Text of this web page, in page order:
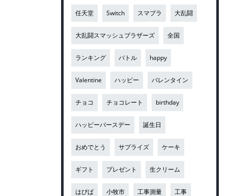
任天堂 Switch スマブラ 大乱闘
大乱闘スマッシュブラザーズ 全国
ランキング バトル happy
Valentine ハッピー バレンタイン
チョコ チョコレート birthday
ハッピーバースデー 誕生日
おめでとう サプライズ ケーキ
ギフト プレゼント 生クリーム
はぴば 小牧市 工事測量 工事